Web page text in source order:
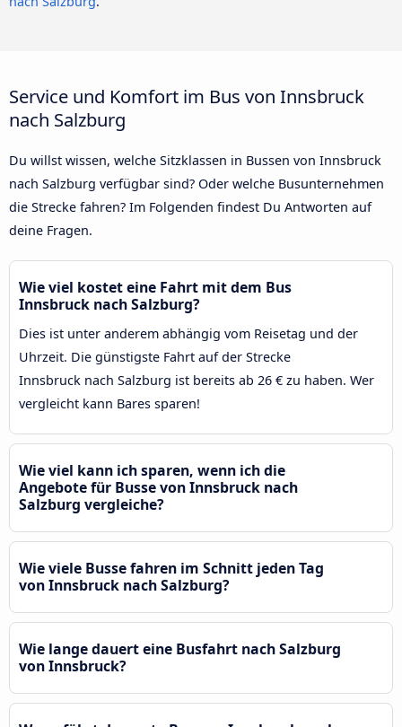
Service und Komfort im Bus von Innsbruck
nach Salzburg
Du willst wissen, welche Sitzklassen in Bussen von Innsbruck
nach Salzburg verfügbar sind? Oder welche Busunternehmen
die Strecke fahren? Im Folgenden findest Du Antworten auf
deine Fragen.
Wie viel kostet eine Fahrt mit dem Bus
Innsbruck nach Salzburg?
Dies ist unter anderem abhängig vom Reisetag und der
Uhrzeit. Die günstigste Fahrt auf der Strecke
Innsbruck nach Salzburg ist bereits ab 26 € zu haben. Wer
vergleicht kann Bares sparen!
Wie viel kann ich sparen, wenn ich die
Angebote für Busse von Innsbruck nach
Salzburg vergleiche?
Wie viele Busse fahren im Schnitt jeden Tag
von Innsbruck nach Salzburg?
Wie lange dauert eine Busfahrt nach Salzburg
von Innsbruck?